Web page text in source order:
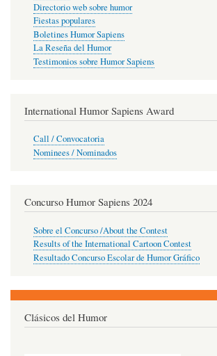
Directorio web sobre humor
Fiestas populares
Boletines Humor Sapiens
La Reseña del Humor
Testimonios sobre Humor Sapiens
International Humor Sapiens Award
Call / Convocatoria
Nominees / Nominados
Concurso Humor Sapiens 2024
Sobre el Concurso /About the Contest
Results of the International Cartoon Contest
Resultado Concurso Escolar de Humor Gráfico
Clásicos del Humor